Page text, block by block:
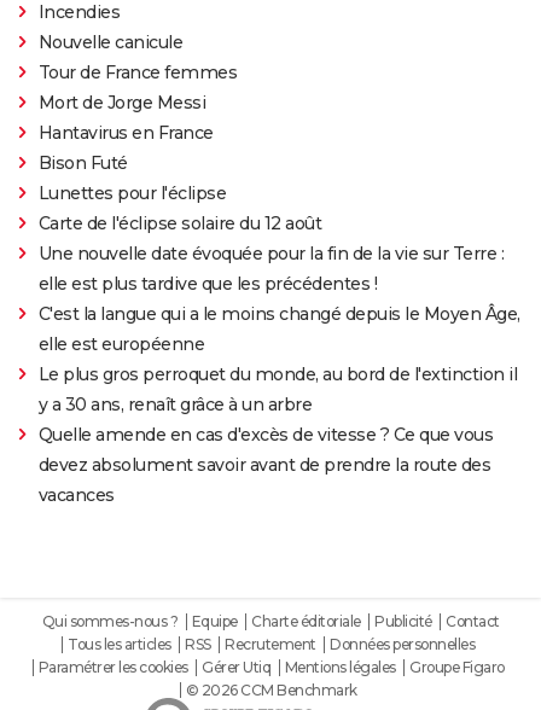
Incendies
Nouvelle canicule
Tour de France femmes
Mort de Jorge Messi
Hantavirus en France
Bison Futé
Lunettes pour l'éclipse
Carte de l'éclipse solaire du 12 août
Une nouvelle date évoquée pour la fin de la vie sur Terre :
elle est plus tardive que les précédentes !
C'est la langue qui a le moins changé depuis le Moyen Âge,
elle est européenne
Le plus gros perroquet du monde, au bord de l'extinction il
y a 30 ans, renaît grâce à un arbre
Quelle amende en cas d'excès de vitesse ? Ce que vous
devez absolument savoir avant de prendre la route des
vacances
Qui sommes-nous ? Equipe Charte éditoriale Publicité
Contact
Tous les articles
RSS Recrutement
Données personnelles
Paramétrer les cookies
Gérer Utiq Mentions légales
Groupe Figaro
© 2026 CCM Benchmark